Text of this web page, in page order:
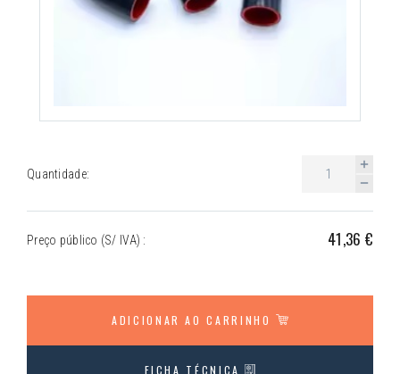
Quantidade:
Preço público (S/ IVA) : 41,36 €
ADICIONAR AO CARRINHO
FICHA TÉCNICA